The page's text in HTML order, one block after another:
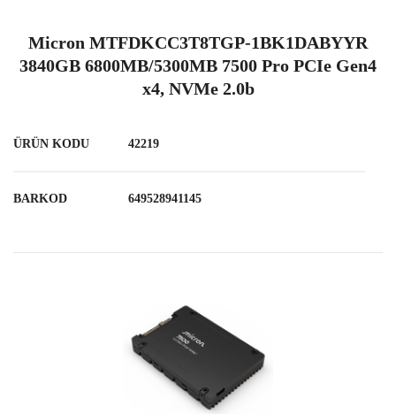
Micron MTFDKCC3T8TGP-1BK1DABYYR
3840GB 6800MB/5300MB 7500 Pro PCIe Gen4
x4, NVMe 2.0b
ÜRÜN KODU 42219
BARKOD 649528941145